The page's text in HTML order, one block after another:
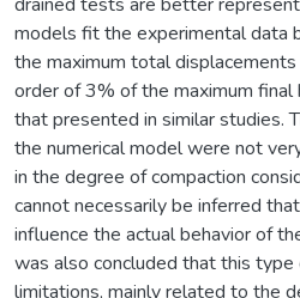
models fit the experimental data
the maximum total
order of 3% of the maximum
that presented in similar studies.
the numerical model were not
in the degree of compaction
cannot necessarily be inferred
influence the actual behavior of
was also concluded that this
limitations, mainly related to the